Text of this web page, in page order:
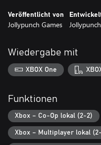
- ARCADE-MODUS,
GEHEIMNISSE für Einzelspieler.
ist!
- ANIME-KÄMPFE mit
Gesichtern und albernen
- 40 LEVEL-GEFAHREN:
Mondes!
auf das Gesicht einer Figur
- KNALLHARTER ANIME-
Veröffentlicht von
Jollypunch Games
Wiedergabe mit
XBOX One
Funktionen
Xbox – Co-Op lokal (2-2)
Xbox – Multiplayer lokal